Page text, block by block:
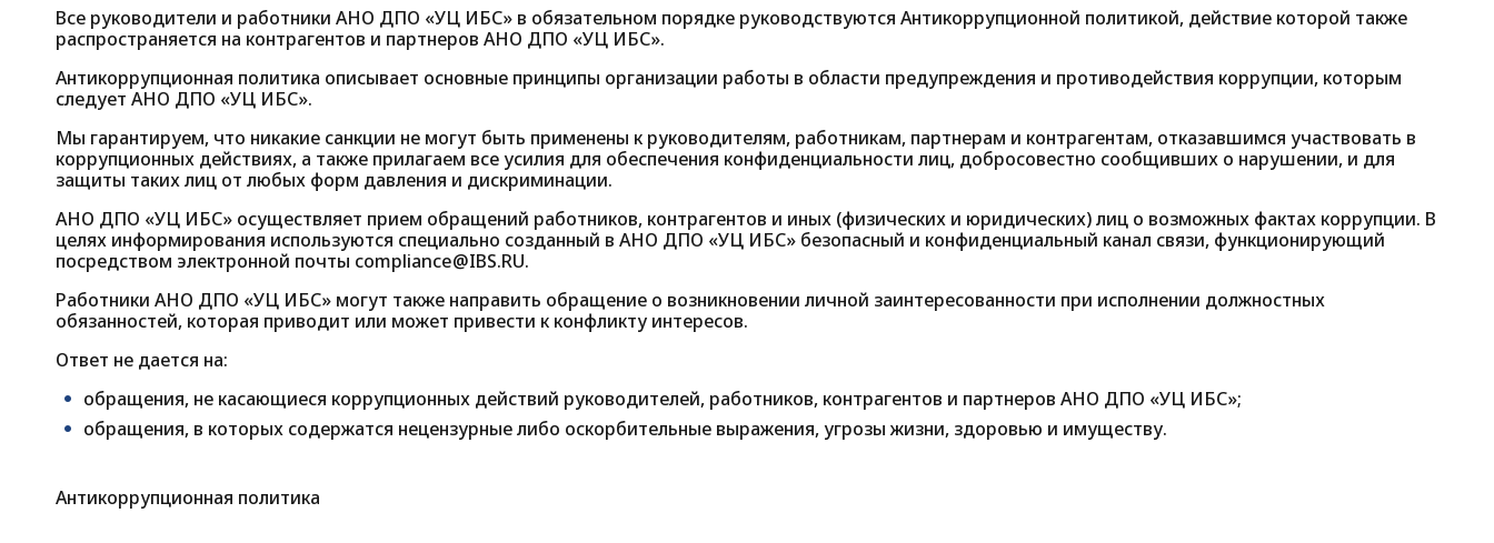
Все руководители и работники АНО ДПО «УЦ ИБС» в обязательном порядке руководствуются Антикоррупционной политикой, действие которой также
распространяется на контрагентов и партнеров АНО ДПО «УЦ ИБС».
Антикоррупционная политика описывает основные принципы организации работы в области предупреждения и противодействия коррупции, которым
следует АНО ДПО «УЦ ИБС».
Мы гарантируем, что никакие санкции не могут быть применены к руководителям, работникам, партнерам и контрагентам, отказавшимся участвовать в
коррупционных действиях, а также прилагаем все усилия для обеспечения конфиденциальности лиц, добросовестно сообщивших о нарушении, и для
защиты таких лиц от любых форм давления и дискриминации.
АНО ДПО «УЦ ИБС» осуществляет прием обращений работников, контрагентов и иных (физических и юридических) лиц о возможных фактах коррупции. В
целях информирования используются специально созданный в АНО ДПО «УЦ ИБС» безопасный и конфиденциальный канал связи, функционирующий
посредством электронной почты compliance@IBS.RU.
Работники АНО ДПО «УЦ ИБС» могут также направить обращение о возникновении личной заинтересованности при исполнении должностных
обязанностей, которая приводит или может привести к конфликту интересов.
Ответ не дается на:
обращения, не касающиеся коррупционных действий руководителей, работников, контрагентов и партнеров АНО ДПО «УЦ ИБС»;
обращения, в которых содержатся нецензурные либо оскорбительные выражения, угрозы жизни, здоровью и имуществу.
Антикоррупционная политика